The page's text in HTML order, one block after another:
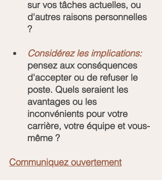
sur vos tâches actuelles, ou
d'autres raisons personnelles
?
Considérez les implications:
pensez aux conséquences
d'accepter ou de refuser le
poste. Quels seraient les
avantages ou les
inconvénients pour votre
carrière, votre équipe et vous-
même ?
Communiquez ouvertement